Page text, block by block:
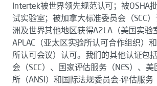
Intertek被世界领先规范认可；被OSHA
试实验室；被加拿大标准委员会（SCC
洲及世界其他地区获得A2LA（美国实验
APLAC（亚太区实验所认可合作组织）
所认可会议）认可。我们的其他认证包
会（SCC）、国家评估服务（NES）、
所（ANSI）和国际法规委员会-评估服务